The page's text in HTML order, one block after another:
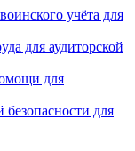
учёта для
для аудиторской
для
для